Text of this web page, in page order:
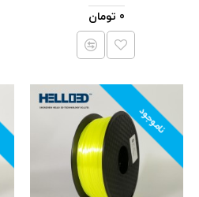
0 تومان
ناموجود